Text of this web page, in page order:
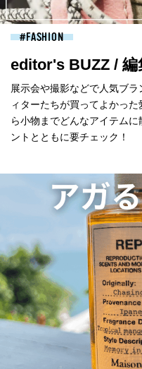
FASHION
editor's BUZZ / 編
展示会や撮影などで人気ブ
ィターたちが買ってよかっ
ら小物までどんなアイテム
ントとともに要チェック！